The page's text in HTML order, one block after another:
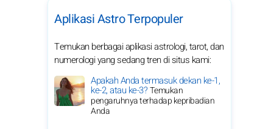
Aplikasi Astro Terpopuler
Temukan berbagai aplikasi astrologi, tarot, dan
numerologi yang sedang tren di situs kami:
Apakah Anda termasuk dekan ke-1,
ke-2, atau ke-3?Temukan
pengaruhnya terhadap kepribadian
Anda